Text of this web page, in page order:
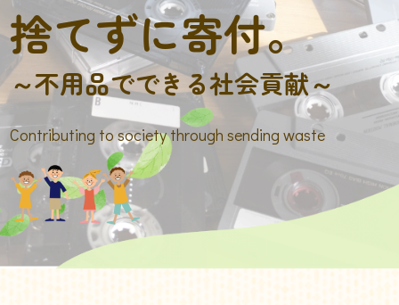
捨てずに寄付。
～不用品でできる社会貢献～
Contributing to society through sending waste